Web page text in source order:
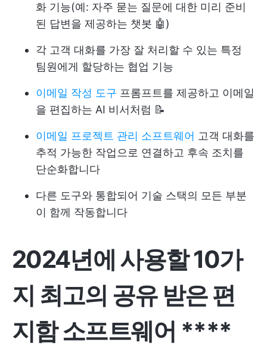
화 기능(예: 자주 묻는 질문에 대한 미리 준비
된 답변을 제공하는 챗봇 🤖)
각 고객 대화를 가장 잘 처리할 수 있는 특정
팀원에게 할당하는 협업 기능
이메일 작성 도구 프롬프트를 제공하고 이메일
을 편집하는 AI 비서처럼 📝
이메일 프로젝트 관리 소프트웨어 고객 대화를
추적 가능한 작업으로 연결하고 후속 조치를
단순화합니다
다른 도구와 통합되어 기술 스택의 모든 부분
이 함께 작동합니다
2024년에 사용할 10가
지 최고의 공유 받은 편
지함 소프트웨어 ****